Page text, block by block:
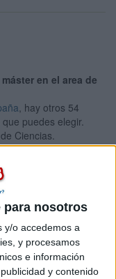
para nosotros
y/o accedemos a
y procesamos
e información
y contenido
máster en el area de
, hay otros 54
puedes elegir.
Ciencias.
y